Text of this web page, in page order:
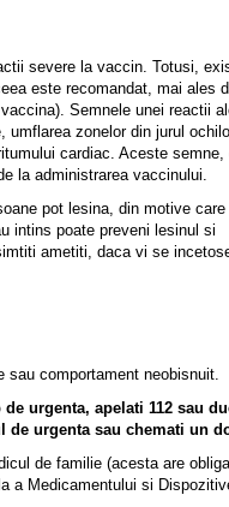
severe la vaccin. Totusi,
este recomandat, mai ales
Semnele unei reactii
umflarea zonelor din jurul
cardiac. Aceste semne,
la administrarea vaccinului.
pot lesina, din motive
intins poate preveni lesinul si
ametiti, daca vi se
comportament neobisnuit.
urgenta, apelati 112 sau
de urgenta sau chemati un
de familie (acesta are
a Medicamentului si